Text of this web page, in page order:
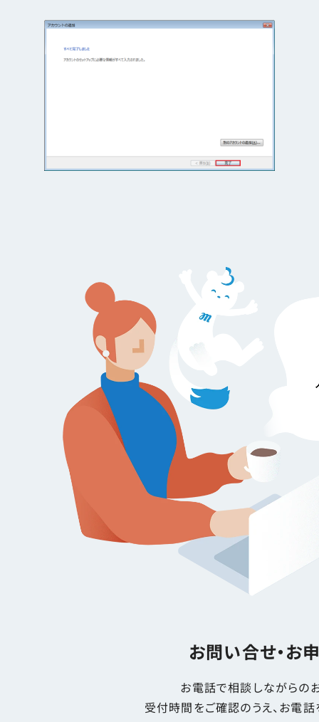
お問い合せ・お
お電話で相談しながらの
受付時間をご確認のうえ、お電話